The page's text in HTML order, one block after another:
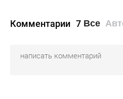
Комментарии 7 Все